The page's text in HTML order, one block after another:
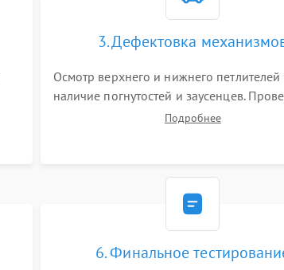
3. Дефектовка
Осмотр верхнего и нижнего петлителей
наличие погнутостей и заусенцев.
остроты режущих кромок ножей,
Подробнее
6. Финальное